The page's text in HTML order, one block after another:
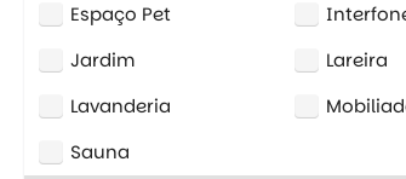
Espaço Pet
Jardim
Lareira
Lavanderia
Sauna